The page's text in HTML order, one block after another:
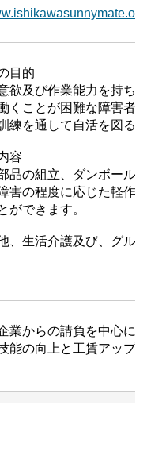
目的
欲及び作業能力を持ち
くことが困難な障害者
練を通して自活を図る
容
品の組立、ダンボール
害の程度に応じた軽作
ができます。
、生活介護及び、グル
業からの請負を中心に
能の向上と工賃アップ